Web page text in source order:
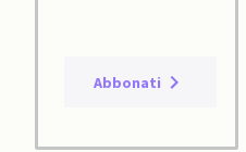
Abbonati